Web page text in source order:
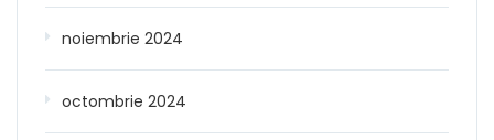
noiembrie 2024
octombrie 2024